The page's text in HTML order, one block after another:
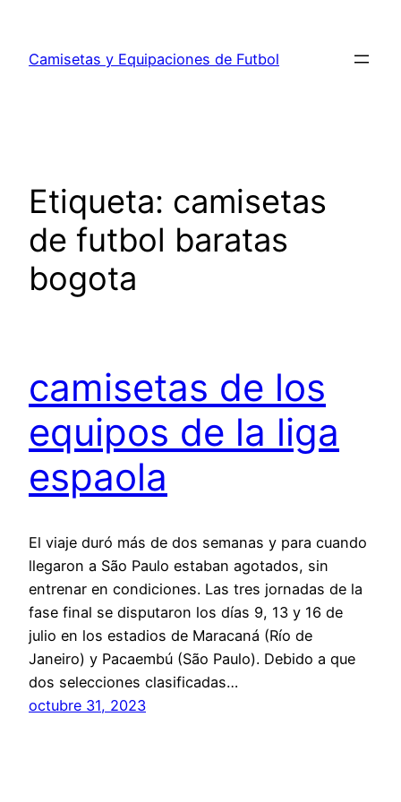
contenido
Camisetas y Equipaciones de Futbol
Etiqueta: camisetas
de futbol baratas
bogota
camisetas de los
equipos de la liga
espaola
El viaje duró más de dos semanas y para cuando
llegaron a São Paulo estaban agotados, sin
entrenar en condiciones. Las tres jornadas de la
fase final se disputaron los días 9, 13 y 16 de
julio en los estadios de Maracaná (Río de
Janeiro) y Pacaembú (São Paulo). Debido a que
dos selecciones clasificadas…
octubre 31, 2023